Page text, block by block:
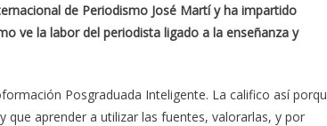
de Periodismo José Martíy ha impartido
ve la labor del periodista ligado a la enseñanza y
Posgraduada Inteligente. La califico así
que aprender a utilizar las fuentes, valorarlas, y por